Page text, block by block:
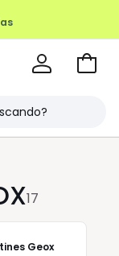
Ir
17
Geox